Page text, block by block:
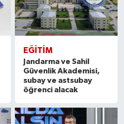
EĞITIM
Jandarma ve Sahil
Güvenlik Akademisi,
subay ve astsubay
öğrenci alacak